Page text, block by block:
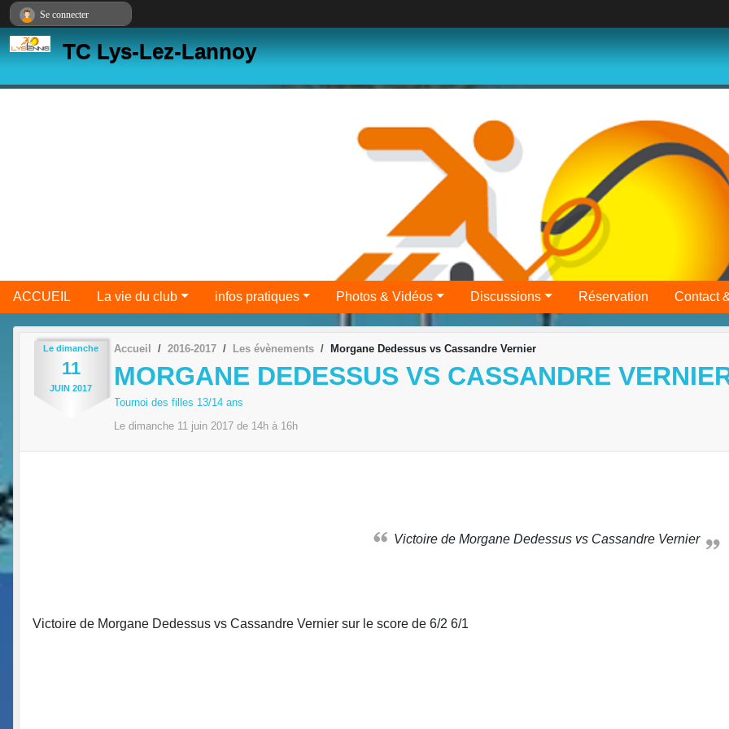
TC Lys-Lez-Lannoy
ACCUEIL La vie du club infos pratiques Photos & Vidéos Discussions Réservation Contact
Le dimanche
11
JUIN 2017
Accueil 2016-2017 Les évènements Morgane Dedessus vs Cassandre Vernier
MORGANE DEDESSUS VS CASSANDRE
Tournoi des filles 13/14 ans
Le dimanche 11 juin 2017 de 14h à 16h
Victoire de Morgane Dedessus vs Cassandre Vernier
Victoire de Morgane Dedessus vs Cassandre Vernier sur le score de 6/2 6/1
Se connecter
Panneau de gestion des cookies